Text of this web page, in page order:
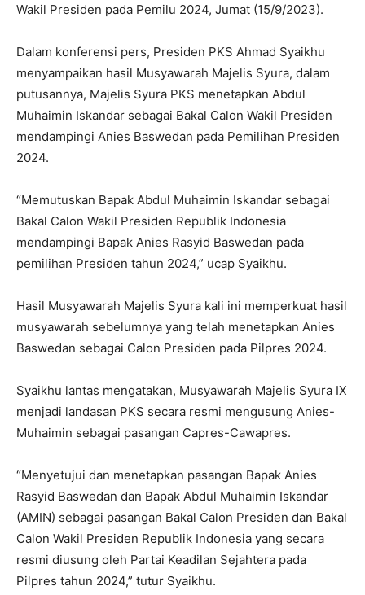
Wakil Presiden pada Pemilu 2024, Jumat (15/9/2023).
Dalam konferensi pers, Presiden PKS Ahmad Syaikhu
menyampaikan hasil Musyawarah Majelis Syura, dalam
putusannya, Majelis Syura PKS menetapkan Abdul
Muhaimin Iskandar sebagai Bakal Calon Wakil Presiden
mendampingi Anies Baswedan pada Pemilihan Presiden
2024.
“Memutuskan Bapak Abdul Muhaimin Iskandar sebagai
Bakal Calon Wakil Presiden Republik Indonesia
mendampingi Bapak Anies Rasyid Baswedan pada
pemilihan Presiden tahun 2024,” ucap Syaikhu.
Hasil Musyawarah Majelis Syura kali ini memperkuat hasil
musyawarah sebelumnya yang telah menetapkan Anies
Baswedan sebagai Calon Presiden pada Pilpres 2024.
Syaikhu lantas mengatakan, Musyawarah Majelis Syura IX
menjadi landasan PKS secara resmi mengusung Anies-
Muhaimin sebagai pasangan Capres-Cawapres.
“Menyetujui dan menetapkan pasangan Bapak Anies
Rasyid Baswedan dan Bapak Abdul Muhaimin Iskandar
(AMIN) sebagai pasangan Bakal Calon Presiden dan Bakal
Calon Wakil Presiden Republik Indonesia yang secara
resmi diusung oleh Partai Keadilan Sejahtera pada
Pilpres tahun 2024,” tutur Syaikhu.